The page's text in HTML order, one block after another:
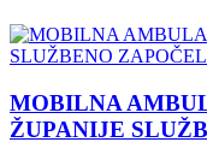
MOBILNA
ŽUPANIJE